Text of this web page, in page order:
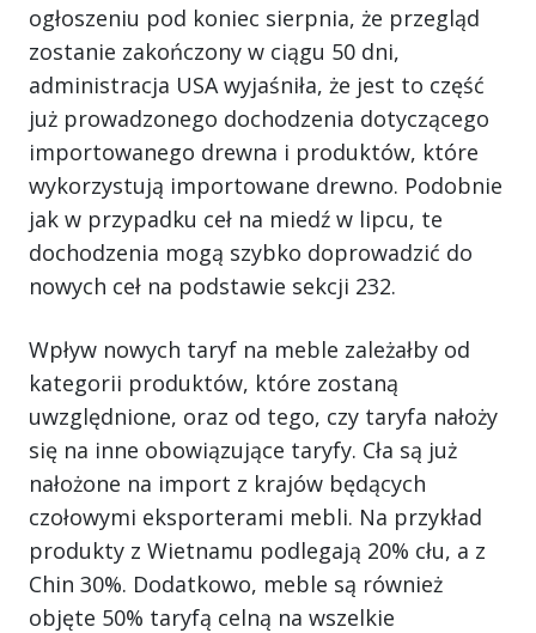
ogłoszeniu pod koniec sierpnia, że przegląd
zostanie zakończony w ciągu 50 dni,
administracja USA wyjaśniła, że jest to część
już prowadzonego dochodzenia dotyczącego
importowanego drewna i produktów, które
wykorzystują importowane drewno. Podobnie
jak w przypadku ceł na miedź w lipcu, te
dochodzenia mogą szybko doprowadzić do
nowych ceł na podstawie sekcji 232.
Wpływ nowych taryf na meble zależałby od
kategorii produktów, które zostaną
uwzględnione, oraz od tego, czy taryfa nałoży
się na inne obowiązujące taryfy. Cła są już
nałożone na import z krajów będących
czołowymi eksporterami mebli. Na przykład
produkty z Wietnamu podlegają 20% cłu, a z
Chin 30%. Dodatkowo, meble są również
objęte 50% taryfą celną na wszelkie